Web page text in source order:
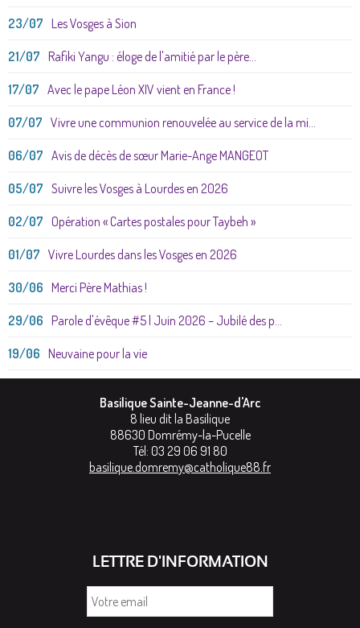
23/07 Les Vosges à Sion
21/07 Rafiki Yangu : éloge de l'amitié par le père...
17/07 Avec le pape Léon XIV vient en France !
07/07 Vivre une communion renouvelée au service de la mi...
06/07 Avis de décès de sœur Marie-Ange MANGEOT
05/07 Suivre les Vosges à Lourdes en 2026
02/07 Opération « Cartes postales pour Taybeh »
01/07 Vivre Lourdes dans les Vosges en 2026
30/06 Merci Père Mathias !
29/06 Parole d'évêque #5 | Juin 2026 – Jubilé des p...
19/06 Neuvaine pour la vie
Basilique Sainte-Jeanne-d'Arc
8 lieu dit la Basilique
88630 Domrémy-la-Pucelle
Tél: 03 29 06 91 80
basilique.domremy@catholique88.fr
LETTRE D'INFORMATION